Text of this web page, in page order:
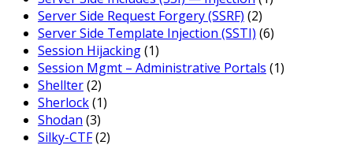
Server Side Request Forgery (SSRF) (2)
Server Side Template Injection (SSTI) (6)
Session Hijacking(1)
Session Mgmt – Administrative Portals (1)
Shellter(2)
Sherlock(1)
Shodan (3)
Silky-CTF(2)